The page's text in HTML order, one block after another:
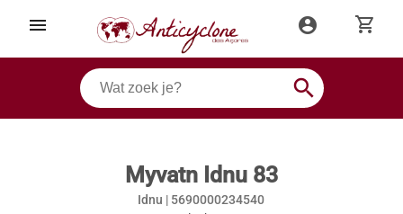
menu account_circle shopping_cart
search
Myvatn Idnu 83
Idnu | 5690000234540